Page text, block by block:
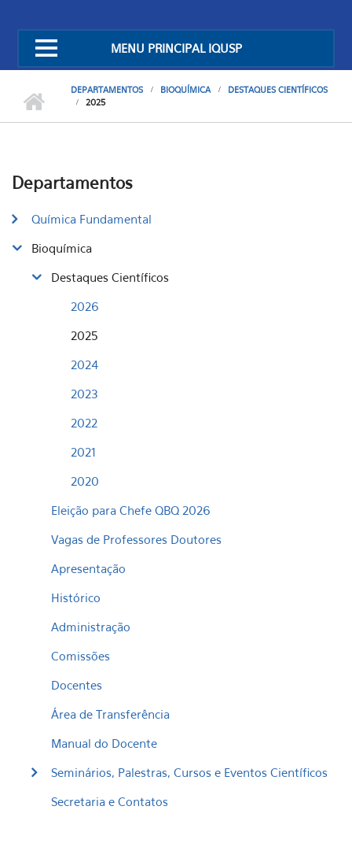
MENU PRINCIPAL IQUSP
DEPARTAMENTOS BIOQUÍMICA
DESTAQUES CIENTÍFICOS
2025
Departamentos
Química Fundamental
Bioquímica
Destaques Científicos
2026
2025
2024
2023
2022
2021
2020
Eleição para Chefe QBQ 2026
Vagas de Professores Doutores
Apresentação
Histórico
Administração
Comissões
Docentes
Área de Transferência
Manual do Docente
Seminários, Palestras, Cursos e Eventos Científicos
Secretaria e Contatos